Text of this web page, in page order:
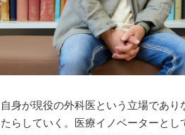
自身が現役の外科医という立場であ
たらしていく。医療イノベーターと